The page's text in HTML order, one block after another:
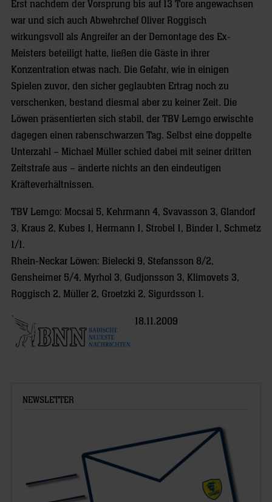
Erst nachdem der Vorsprung bis auf 13 Tore angewachsen
war und sich auch Abwehrchef Oliver Roggisch
wirkungsvoll als Angreifer an der Demontage des Ex-
Meisters beteiligt hatte, ließen die Gäste in ihrer
Konzentration etwas nach. Die Gefahr, wie in einigen
Spielen zuvor, den sicher geglaubten Ertrag noch zu
verschenken, bestand diesmal aber zu keiner Zeit. Die
Löwen präsentierten sich stabil, der TBV Lemgo erwischte
dagegen einen rabenschwarzen Tag. Selbst eine doppelte
Unterzahl – Michael Müller schied dabei mit seiner dritten
Zeitstrafe aus – änderte nichts an den eindeutigen
Kräfteverhältnissen.
TBV Lemgo: Mocsai 5, Kehrmann 4, Svavasson 3, Glandorf
3, Kraus 2, Kubes 1, Hermann 1, Strobel 1, Binder 1, Schmetz
1/1.
Rhein-Neckar Löwen: Bielecki 9, Stefansson 8/2,
Gensheimer 5/4, Myrhol 3, Gudjonsson 3, Klimovets 3,
Roggisch 2, Müller 2, Groetzki 2, Sigurdsson 1.
18.11.2009
NEWSLETTER